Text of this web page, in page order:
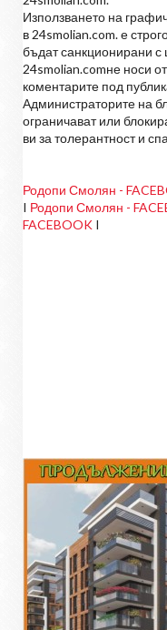
Използването на
в 24smolian.com. е
бъдат санкционирани с
24smolian.comне носи
коментарите под
Администраторите на
ограничават или
ви за толерантност и
Родопи Смолян -
I Родопи Смолян -
FACEBOOK I